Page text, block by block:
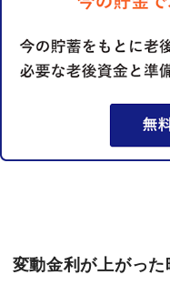
変動金利が上がっ